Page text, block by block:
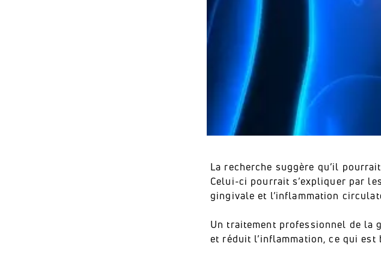
La recherche suggère qu’il
Celui-ci pourrait s’expliquer par
gingivale et l’inflammation
Un traitement professionnel de la
et réduit l’inflammation, ce qui